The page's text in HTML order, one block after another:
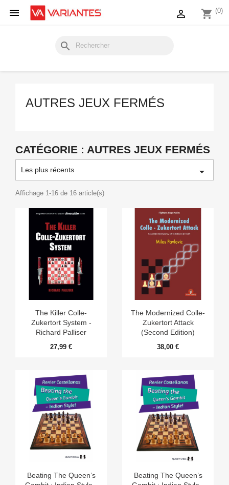
 shopping_cart (0)

search
AUTRES JEUX FERMÉS
CATÉGORIE : AUTRES JEUX FERMÉS
Les plus récents 
Affichage 1-16 de 16 article(s)
The Killer Colle-
Zukertort System -
Richard Palliser
27,99 €
The Modernized Colle-
Zukertort Attack
(Second Edition)
38,00 €
Beating The Queen’s
Beating The Queen’s